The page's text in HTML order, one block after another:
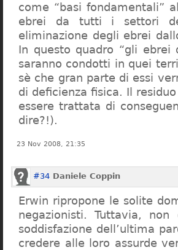
come “basi fondamentali”
ebrei da tutti i settori
eliminazione degli ebrei
In questo quadro “gli
saranno condotti in quei
sè che gran parte di essi
di deficienza fisica. Il
essere trattata di
dire?!).
23 Nov 2008, 21:35
#34 Daniele Coppin
Erwin ripropone le solite
negazionisti. Tuttavia,
soddisfazione dell’ultima
credere alle loro assurde